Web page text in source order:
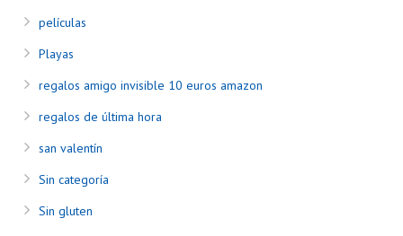
películas
Playas
regalos amigo invisible 10 euros amazon
regalos de última hora
san valentín
Sin categoría
Sin gluten